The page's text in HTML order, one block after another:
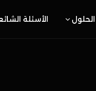
الحلول الأسئلة